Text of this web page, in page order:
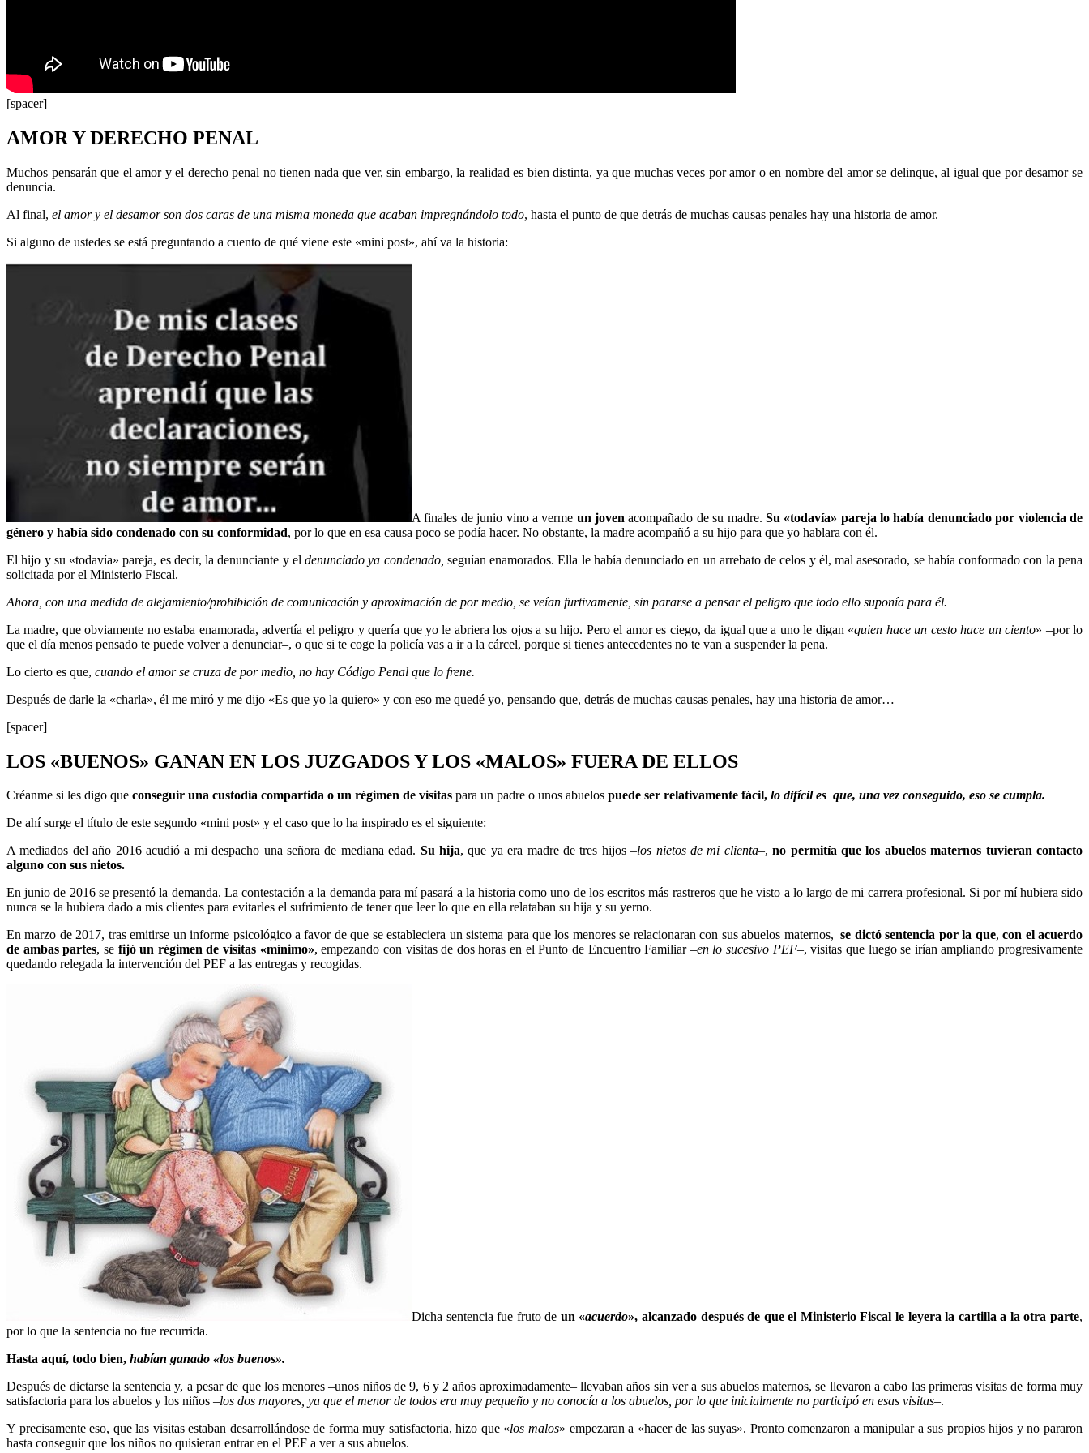
[spacer]
AMOR Y DERECHO PENAL
Muchos pensarán que el amor y el derecho penal no tienen nada que ver, sin embargo, la realidad es bien distinta, ya que muchas veces por amor o en nombre del amor se delinque, al igual que por desamor se
denuncia.
Al final, el amor y el desamor son dos caras de una misma moneda que acaban impregnándolo todo, hasta el punto de que detrás de muchas causas penales hay una historia de amor.
Si alguno de ustedes se está preguntando a cuento de qué viene este «mini post», ahí va la historia:
A finales de junio vino a verme un joven acompañado de su madre. Su «todavía» pareja lo había denunciado por violencia de
género y había sido condenado con su conformidad, por lo que en esa causa poco se podía hacer. No obstante, la madre acompañó a su hijo para que yo hablara con él.
El hijo y su «todavía» pareja, es decir, la denunciante y eldenunciado ya condenado, seguían enamorados. Ella le había denunciado en un arrebato de celos y él, mal asesorado, se había conformado con la pena
solicitada por el Ministerio Fiscal.
Ahora, con una medida de alejamiento/prohibición de comunicación y aproximación de por medio, se veían furtivamente, sin pararse a pensar el peligro que todo ello suponía para él.
La madre, que obviamente no estaba enamorada, advertía el peligro y quería que yo le abriera los ojos a su hijo. Pero el amor es ciego, da igual que a uno le digan «quien hace un cesto hace un ciento» –por lo
que el día menos pensado te puede volver a denunciar–, o que si te coge la policía vas a ir a la cárcel, porque si tienes antecedentes no te van a suspender la pena.
Lo cierto es que, cuando el amor se cruza de por medio, no hay Código Penal que lo frene.
Después de darle la «charla», él me miró y me dijo «Es que yo la quiero» y con eso me quedé yo, pensando que, detrás de muchas causas penales, hay una historia de amor…
[spacer]
LOS «BUENOS» GANAN EN LOS JUZGADOS Y LOS «MALOS» FUERA DE ELLOS
Créanme si les digo que conseguir una custodia compartida o un régimen de visitas para un padre o unos abuelos puede ser relativamente fácil, lo difícil es que, una vez conseguido, eso se cumpla.
De ahí surge el título de este segundo «mini post» y el caso que lo ha inspirado es el siguiente:
A mediados del año 2016 acudió a mi despacho una señora de mediana edad. Su hija, que ya era madre de tres hijos –los nietos de mi clienta–,no permitía que los abuelos maternos tuvieran contacto
alguno con sus nietos.
En junio de 2016 se presentó la demanda. La contestación a la demanda para mí pasará a la historia como uno de los escritos más rastreros que he visto a lo largo de mi carrera profesional. Si por mí hubiera sido
nunca se la hubiera dado a mis clientes para evitarles el sufrimiento de tener que leer lo que en ella relataban su hija y su yerno.
En marzo de 2017, tras emitirse un informe psicológico a favor de que se estableciera un sistema para que los menores se relacionaran con sus abuelos maternos,se dictó sentencia por la que,con el acuerdo
de ambas partes, se fijó un régimen de visitas «mínimo», empezando con visitas de dos horas en el Punto de Encuentro Familiar –en lo sucesivo PEF–, visitas que luego se irían ampliando progresivamente
quedando relegada la intervención del PEF a las entregas y recogidas.
Dicha sentencia fue fruto de un «acuerdo», alcanzado después de que el Ministerio Fiscal le leyera la cartilla a la otra parte,
por lo que la sentencia no fue recurrida.
Hasta aquí, todo bien, habían ganado «los buenos».
Después de dictarse la sentencia y, a pesar de que los menores –unos niños de 9, 6 y 2 años aproximadamente– llevaban años sin ver a sus abuelos maternos, se llevaron a cabo las primeras visitas de forma muy
satisfactoria para los abuelos y los niños –los dos mayores, ya que el menor de todos era muy pequeño y no conocía a los abuelos, por lo que inicialmente no participó en esas visitas–.
Y precisamente eso, que las visitas estaban desarrollándose de forma muy satisfactoria, hizo que «los malos» empezaran a «hacer de las suyas». Pronto comenzaron a manipular a sus propios hijos y no pararon
hasta conseguir que los niños no quisieran entrar en el PEF a ver a sus abuelos.